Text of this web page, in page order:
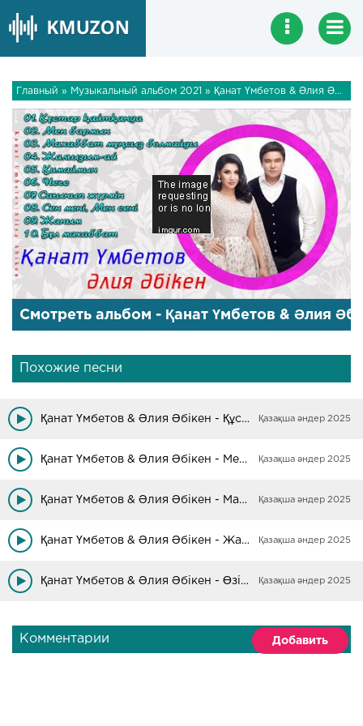
Главный » Музыкальный альбом 2021 » Қанат Үмбетов & Әлия Әбікен - Жаңа Ән Жинақ 2019
Смотреть альбом - Қанат Үмбетов & Әлия
Похожие песни
Қанат Үмбетов & Әлия Әбікен - Құстар қайтқанда Қазақша әндер 2025
Қанат Үмбетов & Әлия Әбікен - Мен бармын Қазақша әндер 2025
Қанат Үмбетов & Әлия Әбікен - Маxаббат мұңсыз болмайды Қазақша әндер 2025
Қанат Үмбетов & Әлия Әбікен - Жалғызым-ай Қазақша әндер 2025
Қанат Үмбетов & Әлия Әбікен - Өзіңсің кінәлі Қазақша әндер 2025
Комментарии Добавить